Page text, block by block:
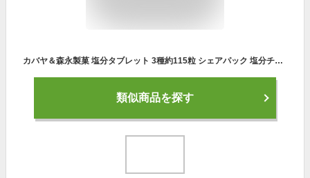
カバヤ＆森永製菓 塩分タブレット 3種約115粒 シェアパック 塩分チャージタブレッツ スポーツドリンク味・塩レモン味 inタブレット塩分プラス レモン味 大容量 業務用 アソート ギフトカード付き 塩分タブレット 塩分補給 大袋 粗品 熱中 塩飴 しお飴 塩あめ 暑さ対策 熱中
類似商品を探す